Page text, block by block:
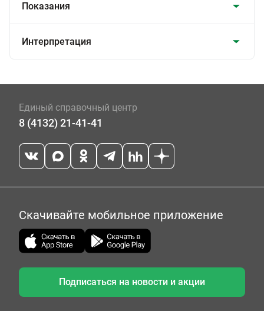
Показания
Интерпретация
Единый справочный центр
8 (4132) 21-41-41
Скачивайте мобильное приложение
Подписаться на новости и акции